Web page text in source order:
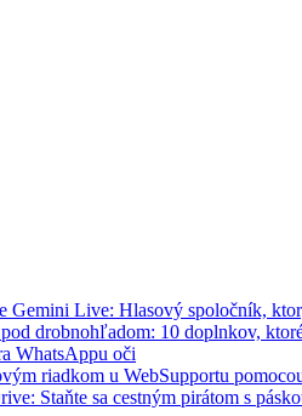
Gemini Live: Hlasový spoločník,
drobnohľadom: 10 doplnkov,
WhatsAppu oči
riadkom u WebSupportu
Staňte sa cestným pirátom s